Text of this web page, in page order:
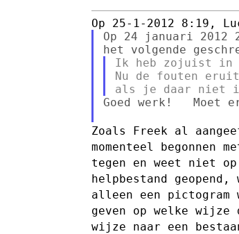
Op 24 januari 2012
Ik heb zojuist in
Nu de fouten
Goed werk!   Moet
Zoals Freek al
momenteel begonnen
tegen en weet niet
helpbestand geopend,
alleen een pictogram
geven op welke
wijze naar een